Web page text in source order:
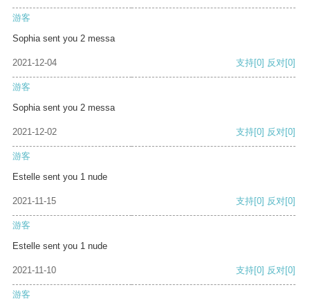
游客
Sophia sent you 2 messa
2021-12-04 支持[0] 反对[0]
游客
Sophia sent you 2 messa
2021-12-02 支持[0] 反对[0]
游客
Estelle sent you 1 nude
2021-11-15 支持[0] 反对[0]
游客
Estelle sent you 1 nude
2021-11-10 支持[0] 反对[0]
游客